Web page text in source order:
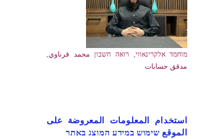
מוחמד אלקרינאווי, רואה חשבון محمد قرناوي,
مدقق حسابات
استخدام المعلومات المعروضة على
الموقع שימוש במידע המוצג באתר